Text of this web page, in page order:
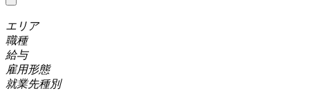
エリア
職種
給与
雇用形態
就業先種別